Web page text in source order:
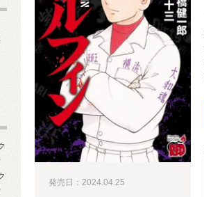
発売日：2024.04.25